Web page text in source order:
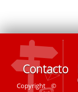
Contacto
Copyright ©